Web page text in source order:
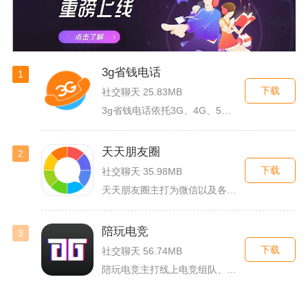
1 3g省钱电话
社交聊天 25.83MB
下载
2 天天朋友圈
社交聊天 35.98MB
下载
3 陪玩电竞
社交聊天 56.74MB
下载